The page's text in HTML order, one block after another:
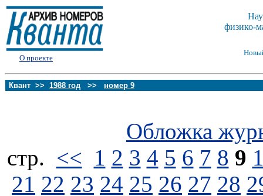
О проекте
физико-
Квант >> 1988 год >> номер 9
Обложка
стp. << 1 2 3 4 5 6 7 8 9
21 22 23 24 25 26 27 28